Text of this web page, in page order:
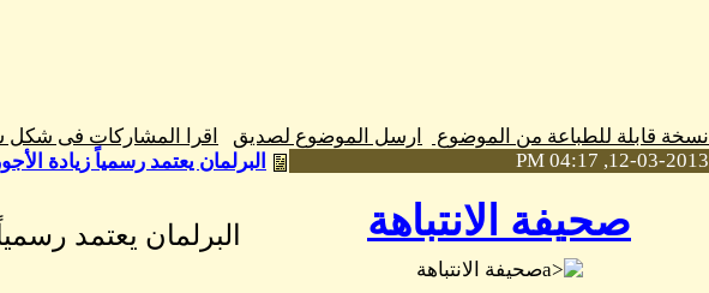
نسخة قابلة للطباعة من الموضوع ارسل الموضوع لصديق اقرا المشاركات فى
12-03-2013, 04:17 PM
صحيفة الانتباهة
صحيفة الانتباهة
البرلمان يعتمد رسمياً زيادة
البرلمان يعتمد